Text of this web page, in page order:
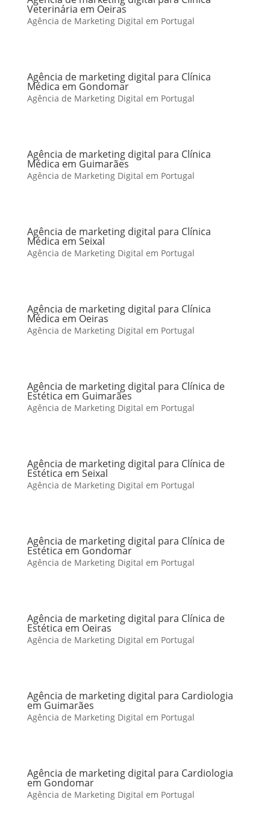
Veterinária em Oeiras
Agência de Marketing Digital em Portugal
Agência de marketing digital para Clínica
Médica em Gondomar
Agência de Marketing Digital em Portugal
Agência de marketing digital para Clínica
Médica em Guimarães
Agência de Marketing Digital em Portugal
Agência de marketing digital para Clínica
Médica em Seixal
Agência de Marketing Digital em Portugal
Agência de marketing digital para Clínica
Médica em Oeiras
Agência de Marketing Digital em Portugal
Agência de marketing digital para Clínica de
Estética em Guimarães
Agência de Marketing Digital em Portugal
Agência de marketing digital para Clínica de
Estética em Seixal
Agência de Marketing Digital em Portugal
Agência de marketing digital para Clínica de
Estética em Gondomar
Agência de Marketing Digital em Portugal
Agência de marketing digital para Clínica de
Estética em Oeiras
Agência de Marketing Digital em Portugal
Agência de marketing digital para Cardiologia
em Guimarães
Agência de Marketing Digital em Portugal
Agência de marketing digital para Cardiologia
em Gondomar
Agência de Marketing Digital em Portugal